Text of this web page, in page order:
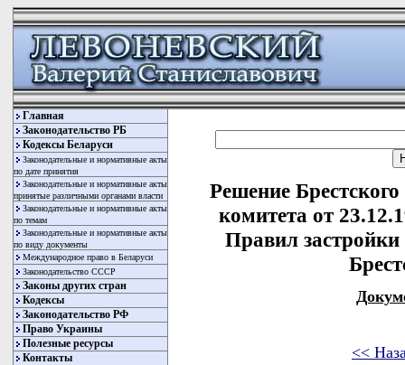
Главная
Законодательство РБ
Кодексы Беларуси
Законодательные и нормативные акты
по дате принятия
Законодательные и нормативные акты
принятые различными органами власти
Законодательные и нормативные акты
по темам
Законодательные и нормативные акты
по виду документы
Международное право в Беларуси
Законодательство СССР
Законы других стран
Кодексы
Законодательство РФ
Право Украины
Полезные ресурсы
Контакты
Решение
комитета от
Правил застройки
<<